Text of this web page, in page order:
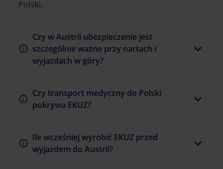
Polski.
Czy w Austrii ubezpieczenie jest
szczególnie ważne przy nartach i
wyjazdach w góry?
Czy transport medyczny do Polski
pokrywa EKUZ?
Ile wcześniej wyrobić EKUZ przed
wyjazdem do Austrii?